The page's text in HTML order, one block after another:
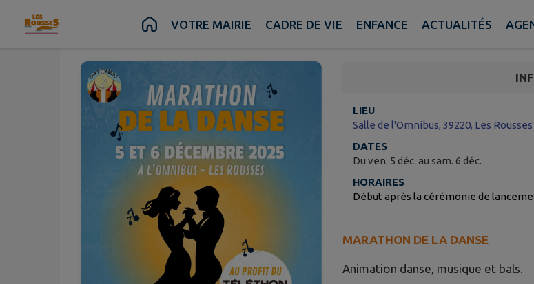
Contenu Recherche Pied de page
VOTRE MAIRIE CADRE DE VIE ENFANCE ACTUALITÉS
05
Ven.
au 06
LIEU
Salle de l'Omnibus, 39220, Les Rousses
DATES
Du ven. 5 déc. au sam. 6 déc.
HORAIRES
Début après la cérémonie de
MARATHON DE LA DANSE
Animation danse, musique et bals.